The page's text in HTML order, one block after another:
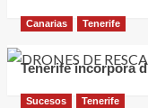
Canarias Tenerife
Tenerife incorpora
Sucesos Tenerife